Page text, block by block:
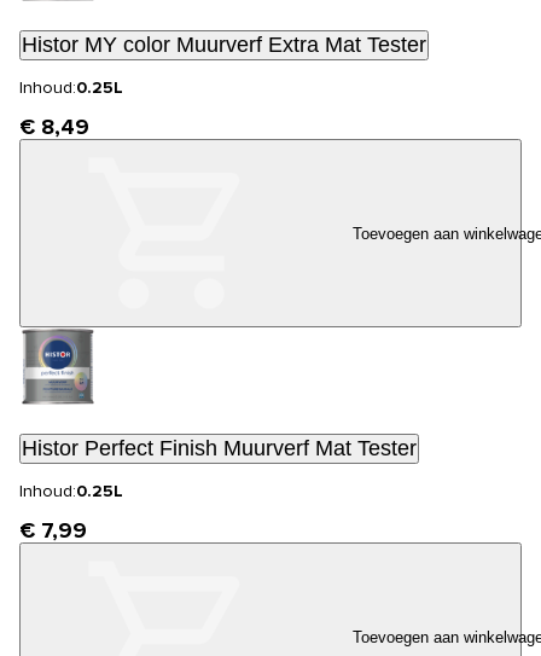
Histor MY color Muurverf Extra Mat Tester
Inhoud:0.25L
€ 8,49
Toevoegen aan
Histor Perfect Finish Muurverf Mat Tester
Inhoud:0.25L
€ 7,99
Toevoegen aan